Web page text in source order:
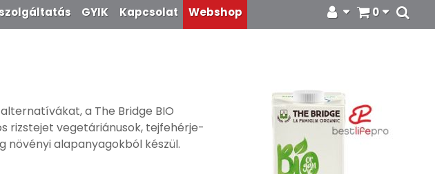
0
GYIK Kapcsolat Webshop
a The Bridge BIO
rizstejet vegetáriánusok, tejfehérje-
növényi alapanyagokból készül.